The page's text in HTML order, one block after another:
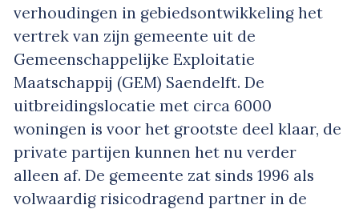
verhoudingen in gebiedsontwikkeling het
vertrek van zijn gemeente uit de
Gemeenschappelijke Exploitatie
Maatschappij (GEM) Saendelft. De
uitbreidingslocatie met circa 6000
woningen is voor het grootste deel klaar, de
private partijen kunnen het nu verder
alleen af. De gemeente zat sinds 1996 als
volwaardig risicodragend partner in de